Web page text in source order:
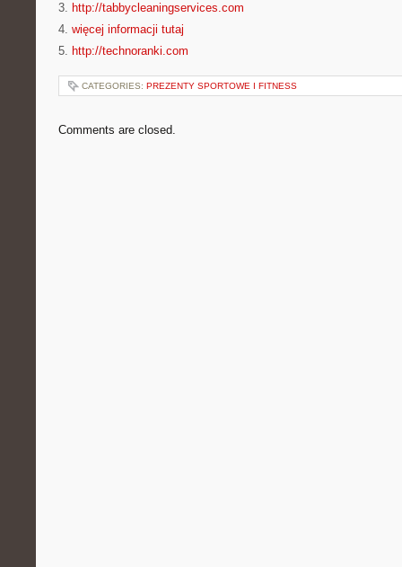
3. http://tabbycleaningservices.com
4. więcej informacji tutaj
5. http://technoranki.com
CATEGORIES: PREZENTY SPORTOWE I FITNESS
Comments are closed.